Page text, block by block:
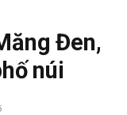
Đen,
núi